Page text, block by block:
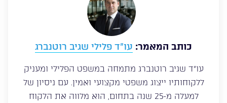
כותב המאמר: עו”ד פלילי שגיב רוטנברג
עו”ד שגיב רוטנברג מתמחה במשפט הפלילי ומעניק
ללקוחותיו ייצוג משפטי מקצועי ואמין. עם ניסיון של
למעלה מ-25 שנה בתחום, הוא מלווה את הלקוח